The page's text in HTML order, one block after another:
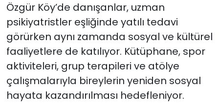
Özgür Köy’de danışanlar, uzman
psikiyatristler eşliğinde yatılı tedavi
görürken aynı zamanda sosyal ve kültürel
faaliyetlere de katılıyor. Kütüphane, spor
aktiviteleri, grup terapileri ve atölye
çalışmalarıyla bireylerin yeniden sosyal
hayata kazandırılması hedefleniyor.